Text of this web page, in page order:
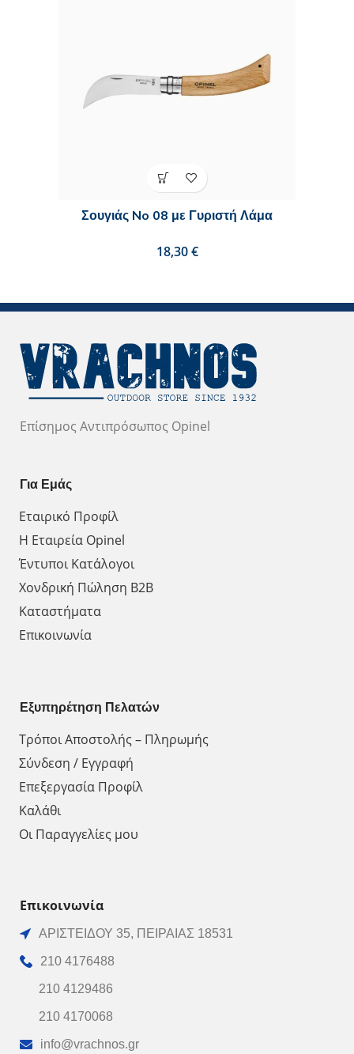
Σουγιάς No 08 με Γυριστή Λάμα
€
Επίσημος Αντιπρόσωπος Opinel
Για Εμάς
Εταιρικό Προφίλ
Η Εταιρεία Opinel
Έντυποι Κατάλογοι
Χονδρική Πώληση Β2Β
Καταστήματα
Επικοινωνία
Εξυπηρέτηση Πελατών
Τρόποι Αποστολής – Πληρωμής
Σύνδεση / Εγγραφή
Επεξεργασία Προφίλ
Καλάθι
Οι Παραγγελίες μου
Επικοινωνία
ΑΡΙΣΤΕΙΔΟΥ 35, ΠΕΙΡΑΙΑΣ 18531
210 4176488
210 4129486
210 4170068
info@vrachnos.gr